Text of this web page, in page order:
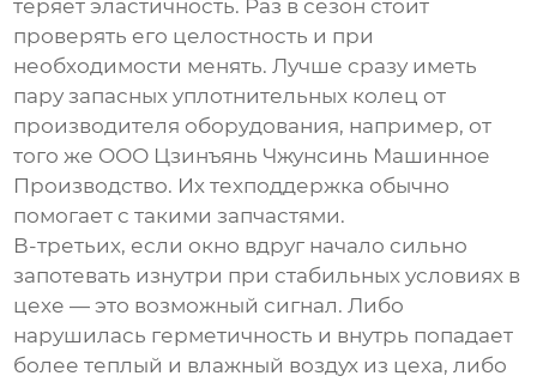
теряет эластичность. Раз в сезон стоит
проверять его целостность и при
необходимости менять. Лучше сразу иметь
пару запасных уплотнительных колец от
производителя оборудования, например, от
того же ООО Цзинъянь Чжунсинь Машинное
Производство. Их техподдержка обычно
помогает с такими запчастями.
В-третьих, если окно вдруг начало сильно
запотевать изнутри при стабильных условиях в
цехе — это возможный сигнал. Либо
нарушилась герметичность и внутрь попадает
более теплый и влажный воздух из цеха, либо